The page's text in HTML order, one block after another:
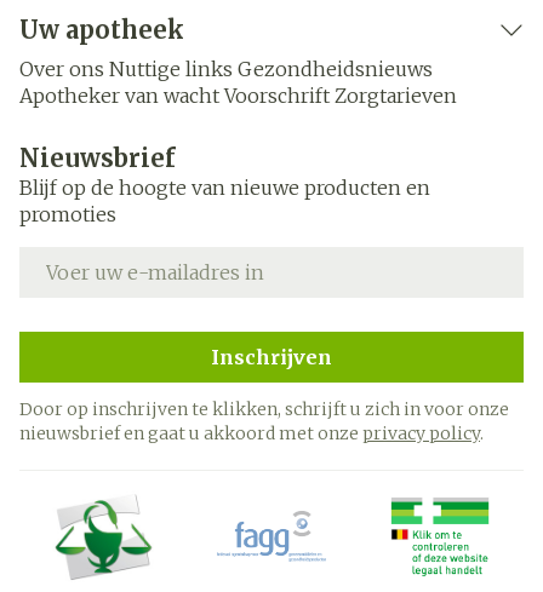
Uw apotheek
Over ons Nuttige links Gezondheidsnieuws
Apotheker van wacht Voorschrift Zorgtarieven
Nieuwsbrief
Blijf op de hoogte van nieuwe producten en
promoties
Inschrijven
Door op inschrijven te klikken, schrijft u zich in voor onze
nieuwsbrief en gaat u akkoord met onze privacy policy.